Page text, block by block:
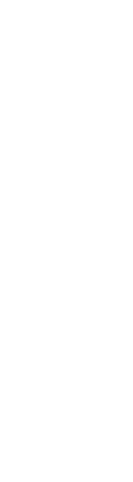
finalisasi data